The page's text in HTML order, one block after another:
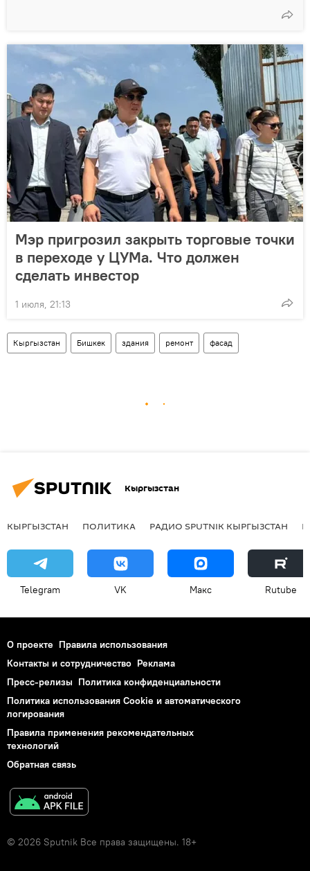
Мэр пригрозил закрыть торговые точки
в переходе у ЦУМа. Что должен
сделать инвестор
1 июля, 21:13
Кыргызстан Бишкек здания ремонт фасад
Кыргызстан
КЫРГЫЗСТАН ПОЛИТИКА РАДИО SPUTNIK КЫРГЫЗСТАН
Telegram VK Макс Rutube
О проекте Правила использования
Контакты и сотрудничество Реклама
Пресс-релизы Политика конфиденциальности
Политика использования Cookie и автоматического
логирования
Правила применения рекомендательных
технологий
Обратная связь
© 2026 Sputnik Все права защищены. 18+